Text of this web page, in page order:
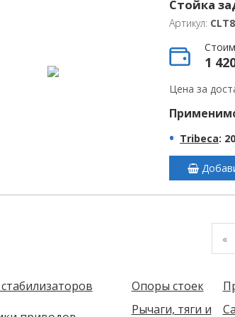
Стойка
Артикул:
1
Цена за
Tribeca:
«
Опоры стоек
Рычаги, тяги и